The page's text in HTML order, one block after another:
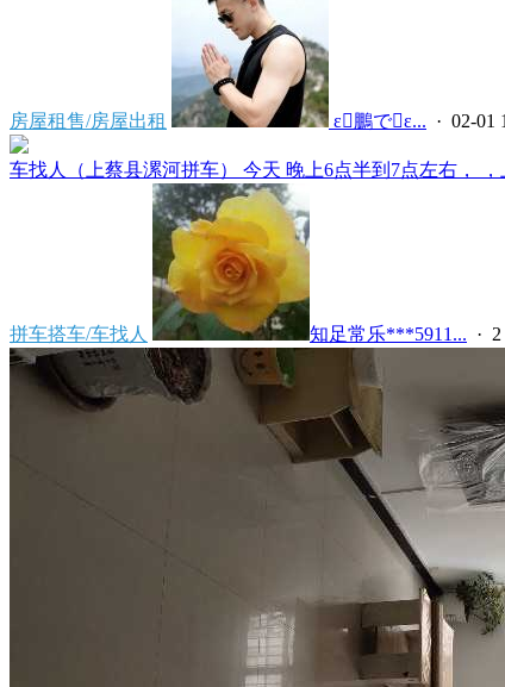
房屋租售/房屋出租  ε鵬でε... · 02-01
车找人（上蔡县漯河拼车） 今天 晚上6点半到7点左右，
拼车搭车/车找人 知足常乐***5911... ·